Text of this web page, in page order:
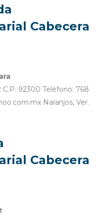
Cabecera
C.P. 92300 Teléfono: 768
Naranjos, Ver.
Cabecera